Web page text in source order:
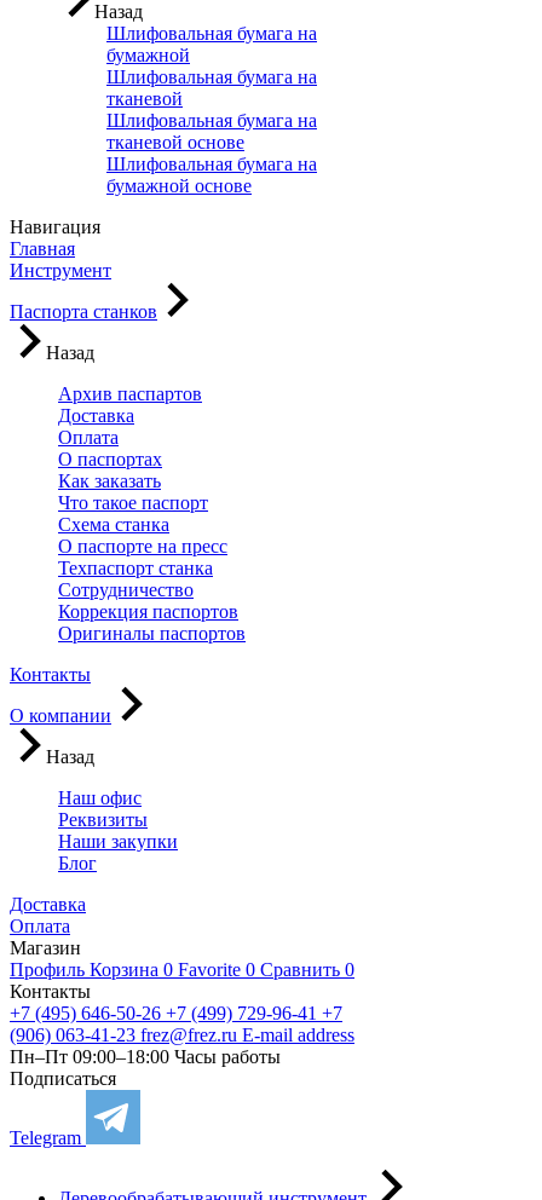
Назад
Шлифовальная бумага на
бумажной
Шлифовальная бумага на
тканевой
Шлифовальная бумага на
тканевой основе
Шлифовальная бумага на
бумажной основе
Навигация
Главная
Инструмент
Паспорта станков
Назад
Архив паспартов
Доставка
Оплата
О паспортах
Как заказать
Что такое паспорт
Схема станка
О паспорте на пресс
Техпаспорт станка
Сотрудничество
Коррекция паспортов
Оригиналы паспортов
Контакты
О компании
Назад
Наш офис
Реквизиты
Наши закупки
Блог
Доставка
Оплата
Магазин
Профиль Корзина 0 Favorite 0 Сравнить 0
Контакты
+7 (495) 646-50-26 +7 (499) 729-96-41 +7
(906) 063-41-23 frez@frez.ru E-mail address
Пн–Пт 09:00–18:00 Часы работы
Подписаться
Telegram